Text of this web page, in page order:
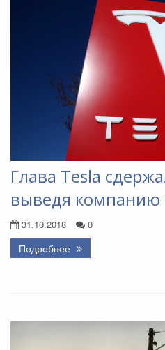
Глава Tesla
выведя компанию
31.10.2018 0
Подробнее